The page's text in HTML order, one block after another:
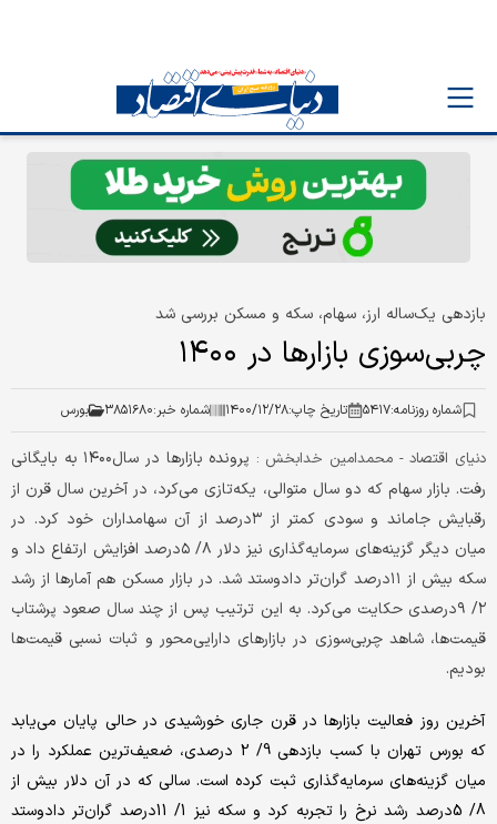
بازدهی یک‌ساله ارز، سهام، سکه و مسکن بررسی شد
چربی‌سوزی بازارها در ۱۴۰۰
شماره روزنامه:۵۴۱۷ تاریخ چاپ:۱۴۰۰/۱۲/۲۸ شماره خبر:۳۸۵۱۶۸۰ بورس
دنياي اقتصاد - محمد‌‌‌‌‌‌امين خدابخش :
پرونده بازارها در سال۱۴۰۰ به بایگانی
رفت. بازار سهام که دو سال متوالی، یکه‌‌تازی می‌‌کرد، در آخرین سال قرن از
رقبایش جاماند و سودی کمتر از ۳درصد از آن سهامداران خود کرد. در
میان دیگر گزینه‌های سرمایه‌‌گذاری نیز دلار ۸/ ۵درصد افزایش ارتفاع داد و
سکه بیش از ۱۱درصد گران‌‌تر دادوستد شد. در بازار مسکن هم آمارها از رشد
۲/ ۹درصدی حکایت می‌‌کرد. به این ترتیب پس از چند سال صعود پرشتاب
قیمت‌‌ها، شاهد چربی‌‌سوزی در بازارهای دارایی‌‌محور و ثبات نسبی قیمت‌‌ها
بودیم.
آخرین روز فعالیت بازارها در قرن جاری خورشیدی در حالی پایان می‌‌‌‌‌‌‌یابد
که بورس تهران با کسب بازدهی 9/ 2 درصدی، ضعیف‌ترین عملکرد را در
میان گزینه‌‌‌‌‌‌های سرمایه‌‌‌‌‌‌‌گذاری ثبت کرده است. سالی که در آن دلار بیش از
8/ 5درصد رشد نرخ را تجربه کرد و سکه نیز 1/ 11درصد گران‌‌‌‌‌‌‌تر دادوستد